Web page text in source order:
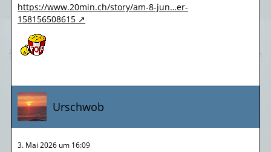
https://www.20min.ch/story/am-8-jun…er-
158156508615
Urschwob
3. Mai 2026 um 16:09